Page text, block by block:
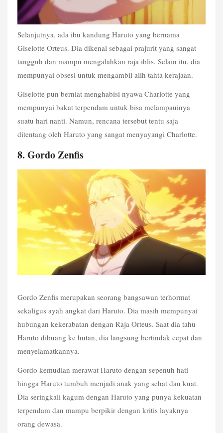
Selanjutnya, ada ibu kandung Haruto yang bernama
Giselotte Orteus. Dia dikenal sebagai prajurit yang sangat
tangguh dan mampu mengalahkan raja iblis. Selain itu, dia
mempunyai obsesi untuk mengambil alih tahta kerajaan.
Giselotte pun berniat menghabisi nyawa Charlotte yang
mempunyai bakat terpendam untuk bisa melampauinya
suatu hari nanti. Namun, rencana tersebut tentu saja
ditentang oleh Haruto yang sangat menyayangi Charlotte.
8. Gordo Zenfis
Gordo Zenfis merupakan seorang bangsawan terhormat
sekaligus ayah angkat dari Haruto. Dia masih mempunyai
hubungan kekerabatan dengan Raja Orteus. Saat dia tahu
Haruto dibuang ke hutan, dia langsung bertindak cepat dan
menyelamatkannya.
Gordo kemudian merawat Haruto dengan sepenuh hati
hingga Haruto tumbuh menjadi anak yang sehat dan kuat.
Dia seringkali kagum dengan Haruto yang punya kekuatan
terpendam dan mampu berpikir dengan kritis layaknya
orang dewasa.